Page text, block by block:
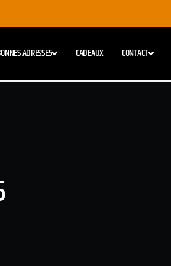
ADRESSES CADEAUX CONTACT